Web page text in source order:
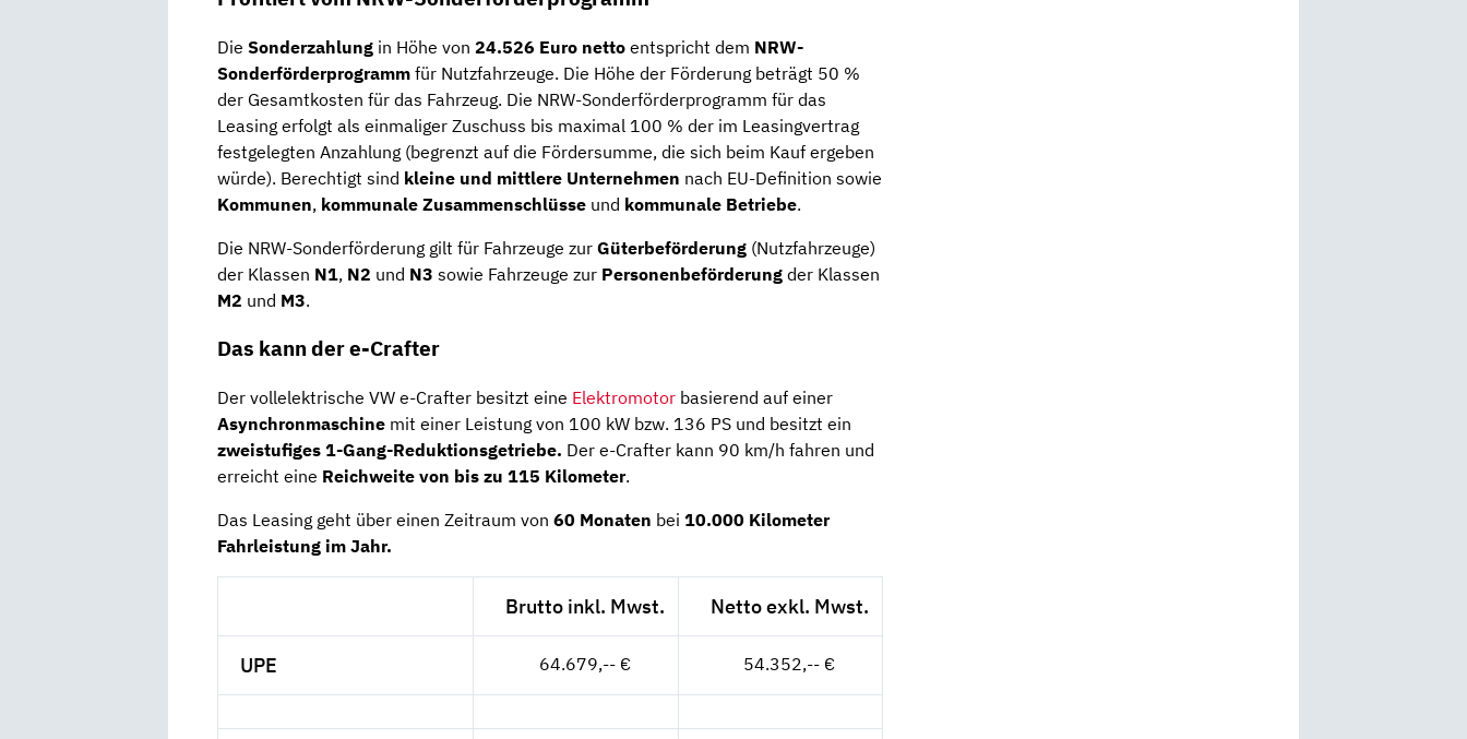
Die Sonderzahlung in Höhe von 24.526 Euro netto entspricht dem NRW-
Sonderförderprogramm für Nutzfahrzeuge. Die Höhe der Förderung beträgt 50 %
der Gesamtkosten für das Fahrzeug. Die NRW-Sonderförderprogramm für das
Leasing erfolgt als einmaliger Zuschuss bis maximal 100 % der im Leasingvertrag
festgelegten Anzahlung (begrenzt auf die Fördersumme, die sich beim Kauf ergeben
würde). Berechtigt sind kleine und mittlere Unternehmen nach EU-Definition sowie
Kommunen, kommunale Zusammenschlüsse und kommunale Betriebe.
Die NRW-Sonderförderung gilt für Fahrzeuge zur Güterbeförderung (Nutzfahrzeuge)
der Klassen N1, N2 und N3 sowie Fahrzeuge zur Personenbeförderung der Klassen
M2 und M3.
Das kann der e-Crafter
Der vollelektrische VW e-Crafter besitzt eine Elektromotor basierend auf einer
Asynchronmaschine mit einer Leistung von 100 kW bzw. 136 PS und besitzt ein
zweistufiges 1-Gang-Reduktionsgetriebe. Der e-Crafter kann 90 km/h fahren und
erreicht eine Reichweite von bis zu 115 Kilometer.
Das Leasing geht über einen Zeitraum von 60 Monaten bei 10.000 Kilometer
Fahrleistung im Jahr.
Brutto inkl. Mwst. Netto exkl. Mwst.
UPE 64.679,-- € 54.352,-- €